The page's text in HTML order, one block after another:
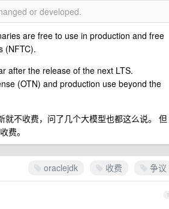
or developed.
are free to use in production and free
(NFTC).
after the release of the next LTS.
(OTN) and production use beyond the
就不收费，问了几个大模型也都这么说。 但
费。
oraclejdk 收费 争议
1